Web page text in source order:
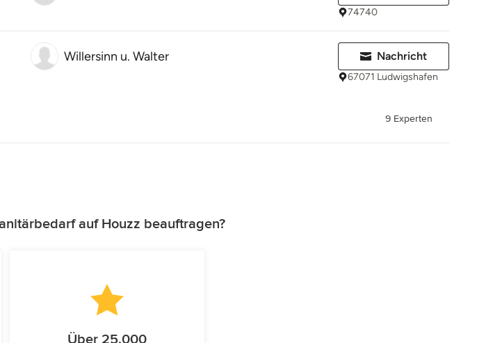
74740
Willersinn u. Walter Nachricht
67071 Ludwigshafen
9 Experten
auf Houzz beauftragen?
Über 25.000